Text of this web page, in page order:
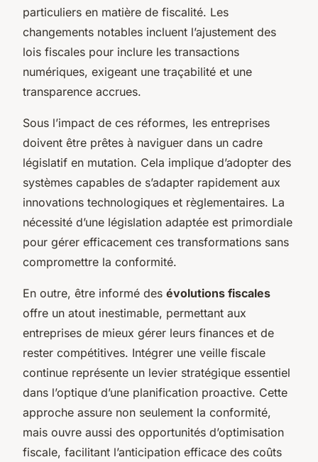
particuliers en matière de fiscalité. Les
changements notables incluent l’ajustement des
lois fiscales pour inclure les transactions
numériques, exigeant une traçabilité et une
transparence accrues.
Sous l’impact de ces réformes, les entreprises
doivent être prêtes à naviguer dans un cadre
législatif en mutation. Cela implique d’adopter des
systèmes capables de s’adapter rapidement aux
innovations technologiques et règlementaires. La
nécessité d’une législation adaptée est primordiale
pour gérer efficacement ces transformations sans
compromettre la conformité.
En outre, être informé des évolutions fiscales
offre un atout inestimable, permettant aux
entreprises de mieux gérer leurs finances et de
rester compétitives. Intégrer une veille fiscale
continue représente un levier stratégique essentiel
dans l’optique d’une planification proactive. Cette
approche assure non seulement la conformité,
mais ouvre aussi des opportunités d’optimisation
fiscale, facilitant l’anticipation efficace des coûts